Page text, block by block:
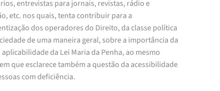
entrevistas para jornais, revistas, rádio e
etc. nos quais, tenta contribuir para a
dos operadores do Direito, da classe política
de uma maneira geral, sobre a importância da
da Lei Maria da Penha, ao mesmo
que esclarece também a questão da acessibilidade
com deficiência.